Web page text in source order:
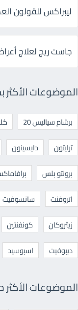
ليبراكس للقولون
جاست ريج لعلاج
الموضوعات الأكثر
برشام سياليس 20
ترايتون
دايسينون
برونتو بلس
اتروفنت
سانسوفيت
زيثروكان
كونفنتين
ديبوفيت
اسبوسيد
الموضوعات